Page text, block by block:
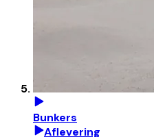
Bunkers
Aflevering